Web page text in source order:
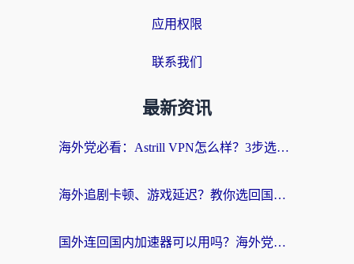
应用权限
联系我们
最新资讯
海外党必看：Astrill VPN怎么样？3步选对回国加速器实现无缝刷剧玩游戏
海外追剧卡顿、游戏延迟？教你选回国加速器，附免费加速器试用一小时福利
国外连回国内加速器可以用吗？海外党亲测实用指南，解决追剧游戏卡顿难题